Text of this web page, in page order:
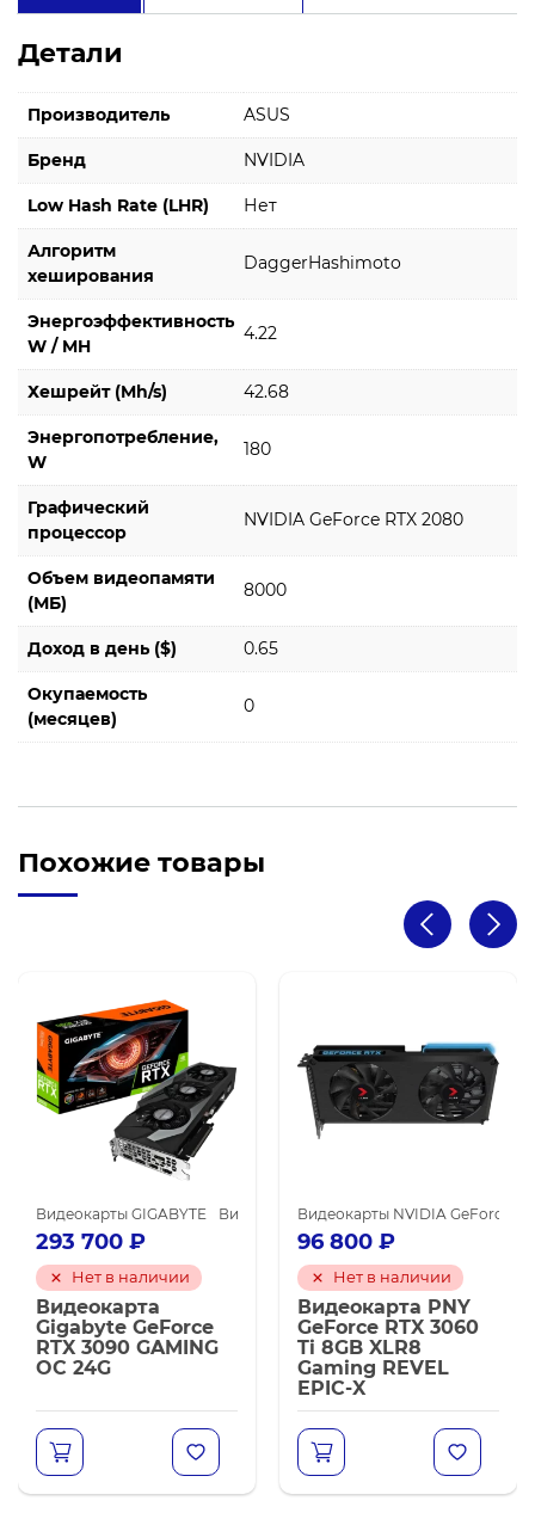
Детали
Производитель ASUS
Бренд NVIDIA
Low Hash Rate (LHR) Нет
Алгоритм
хеширования
DaggerHashimoto
Энергоэффективность
W / MH
4.22
Хешрейт (Mh/s) 42.68
Энергопотребление,
W
180
Графический
процессор
NVIDIA GeForce RTX 2080
Объем видеопамяти
(МБ)
8000
Доход в день ($) 0.65
Окупаемость
(месяцев)
0
Похожие товары
Видеокарты NVIDIA для майнинга
NVIDIA GeForce RTX 3090 Видеокарты NVIDIA для майнинга
Видеокарты GIGABYTE Видеокарты NVIDIA GeForce RTX 3090
293 700 ₽
Нет в наличии
Видеокарта
Gigabyte GeForce
RTX 3090 GAMING
OC 24G
Видеокарты NVIDIA GeForce
96 800 ₽
Нет в наличии
Видеокарта PNY
GeForce RTX 3060
Ti 8GB XLR8
Gaming REVEL
EPIC-X